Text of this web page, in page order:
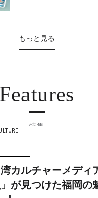
もっと見る
Features
特集
カルチャーメディ
が見つけた福岡の